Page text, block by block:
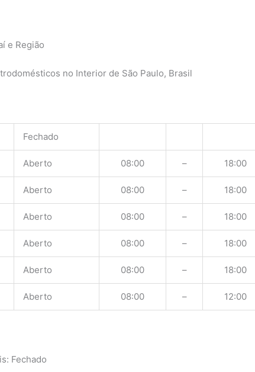
e Região
no Interior de São Paulo, Brasil
Fechado
Aberto 08:00 – 18:00
Aberto 08:00 – 18:00
Aberto 08:00 – 18:00
Aberto 08:00 – 18:00
Aberto 08:00 – 18:00
Aberto 08:00 – 12:00
Fechado